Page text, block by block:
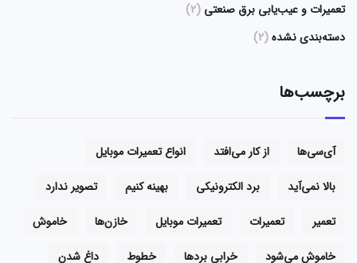
تعمیرات و عیب‌یابی برق صنعتی (2)
دسته‌بندی نشده(2)
برچسب‌ها
آی‌سی‌ها از کار می‌افتد
انواع تعمیرات موبایل
بالا نمی‌آید
برد الکترونیکی بهینه کنیم
تصویر ندارد
تعمیر
تعمیرات تعمیرات موبایل خازن‌ها
خاموش
خاموش می‌شود
خرابی بردها خطوط
داغ شدن